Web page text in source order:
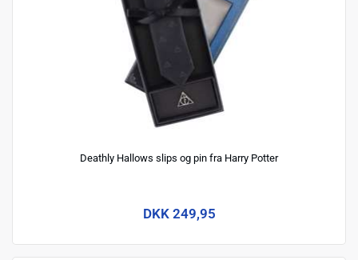
Deathly Hallows slips og pin fra Harry Potter
DKK 249,95